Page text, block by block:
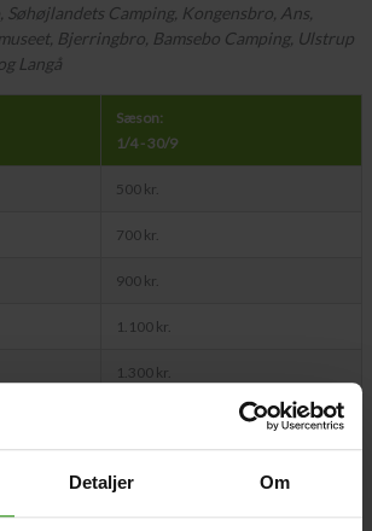
Detaljer Om
Søhøjlandets Camping, Kongensbro, Ans,
Bjerringbro, Bamsebo Camping, Ulstrup
Langå
Sæson:
1/4 - 30/9
500 kr.
700 kr.
900 kr.
1.100 kr.
1.300 kr.
på den sydlige del af Gudenåen